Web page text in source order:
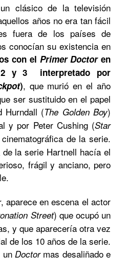
clásico de la televisión
años no era tan fácil
fuera de los países de
conocían su existencia en
con el Primer Doctoren
2 y 3 interpretado por
), que murió en el año
ser sustituido en el papel
Hurndall (The Golden Boy)
y por Peter Cushing (Star
de la serie.
la serie Hartnell hacía el
frágil y anciano, pero
, aparece en escena el actor
Street) que ocupó un
y que aparecería otra vez
de los 10 años de la serie.
un Doctormas desaliñado e